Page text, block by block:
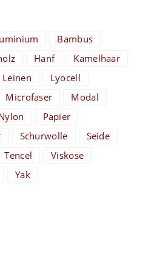
Bambus
Hanf
Kamelhaar
Leinen
Lyocell
Microfaser
Modal
Papier
Schurwolle
Seide
Tencel
Viskose
Yak